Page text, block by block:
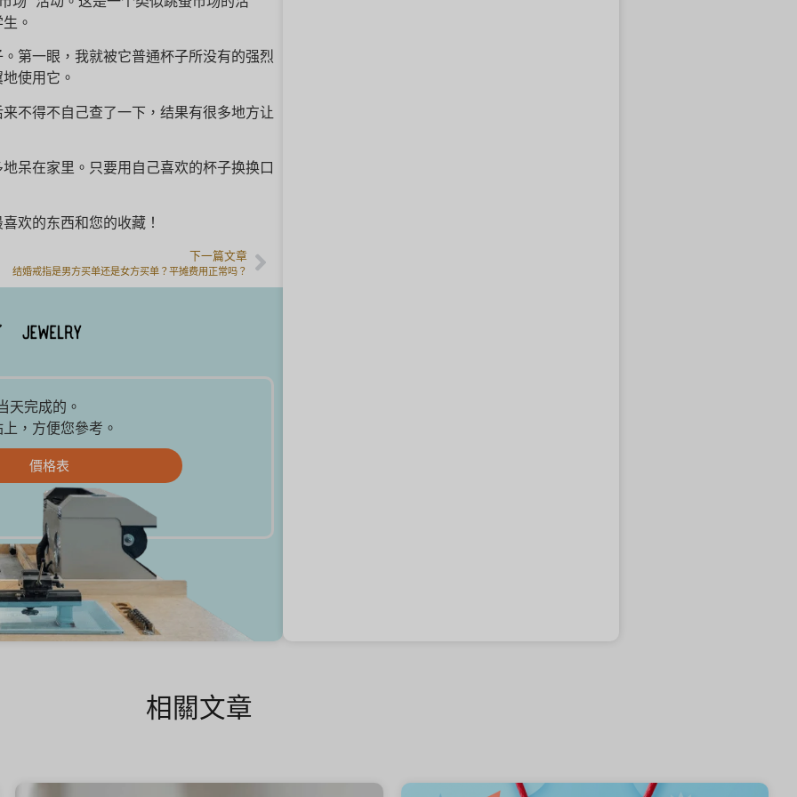
。
第一眼，我就被它普通杯子所没有的强烈
使用它。
不得不自己查了一下，结果有很多地方让
呆在家里。只要用自己喜欢的杯子换换口
欢的东西和您的收藏！
下一篇文章
结婚戒指是男方买单还是女方买单？平摊费用正常吗？
天完成的。
，方便您參考。
價格表
相關文章